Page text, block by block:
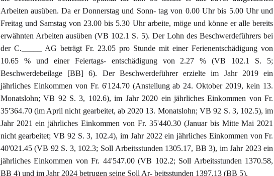
Arbeiten ausüben. Da er Donnerstag und Sonn- tag von 0.00 Uhr bis 5.00 Uhr und
Freitag und Samstag von 23.00 bis 5.30 Uhr arbeite, möge und könne er alle bereits
erwähnten Arbeiten ausüben (VB 102.1 S. 5). Der Lohn des Beschwerdeführers bei
der C._____ AG beträgt Fr. 23.05 pro Stunde mit einer Ferienentschädigung von
10.65 % und einer Feiertags- entschädigung von 2.27 % (VB 102.1 S. 5;
Beschwerdebeilage [BB] 6). Der Beschwerdeführer erzielte im Jahr 2019 ein
jährliches Einkommen von Fr. 6'124.70 (Anstellung ab 24. Oktober 2019, kein 13.
Monatslohn; VB 92 S. 3, 102.6), im Jahr 2020 ein jährliches Einkommen von Fr.
35'364.70 (im April nicht gearbeitet, ab 2020 13. Monatslohn; VB 92 S. 3, 102.5), im
Jahr 2021 ein jährliches Einkommen von Fr. 35'440.30 (Januar bis Mitte Mai 2021
nicht gearbeitet; VB 92 S. 3, 102.4), im Jahr 2022 ein jährliches Einkommen von Fr.
40'021.45 (VB 92 S. 3, 102.3; Soll Arbeitsstunden 1305.17, BB 3), im Jahr 2023 ein
jährliches Einkommen von Fr. 44'547.00 (VB 102.2; Soll Arbeitsstunden 1370.58,
BB 4) und im Jahr 2024 betrugen seine Soll Ar- beitsstunden 1397.13 (BB 5).